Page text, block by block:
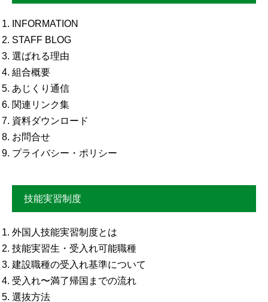
INFORMATION
STAFF BLOG
選ばれる理由
組合概要
あじくり通信
関連リンク集
資料ダウンロード
お問合せ
プライバシー・ポリシー
技能実習制度
外国人技能実習制度とは
技能実習生・受入れ可能職種
建設職種の受入れ基準について
受入れ〜満了帰国までの流れ
選抜方法